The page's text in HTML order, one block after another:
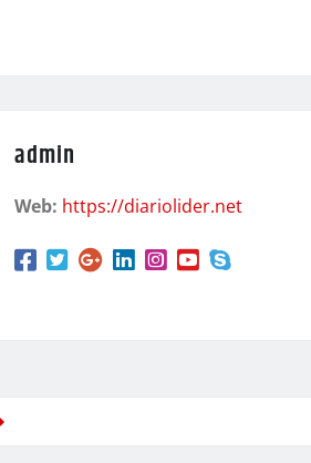
admin
Web: https://diariolider.net